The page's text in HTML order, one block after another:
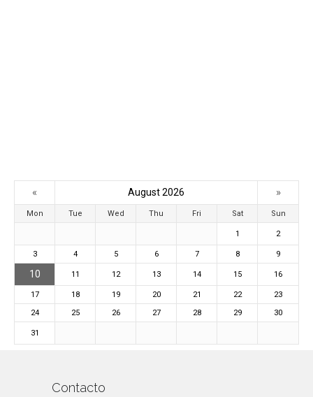
« August 2026 »
Mon Tue Wed Thu Fri Sat Sun
1 2
3 4 5 6 7 8 9
10 11 12 13 14 15 16
17 18 19 20 21 22
23
24
25 26 27 28 29 30
31
Contacto